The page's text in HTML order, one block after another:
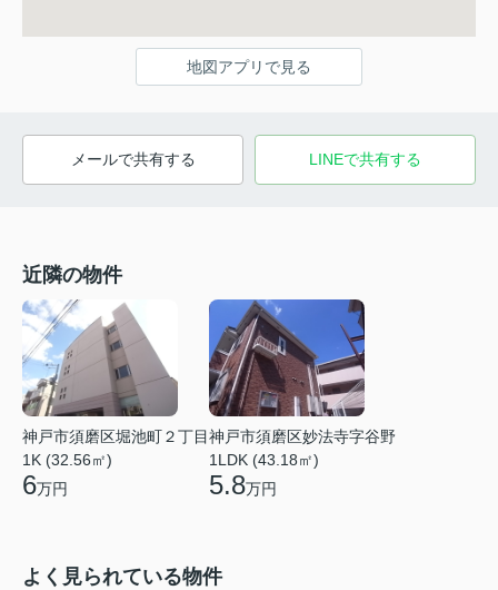
地図アプリで見る
メールで共有する LINEで共有する
近隣の物件
神戸市須磨区堀池町２丁目
1K (32.56㎡)
6万円
神戸市須磨区妙法寺字谷野
1LDK (43.18㎡)
5.8万円
よく見られている物件